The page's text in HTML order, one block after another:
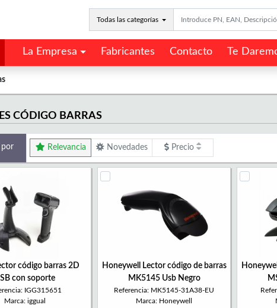
Todas las categorías
La Empresa Fabricantes Contacto Te
CÓDIGO BARRAS
Relevancia Novedades Precio
código barras 2D
con soporte
IGG315651
Marca: iggual
Honeywell Lector código de barras
MK5145 Usb Negro
Referencia: MK5145-31A38-EU
Marca: Honeywell